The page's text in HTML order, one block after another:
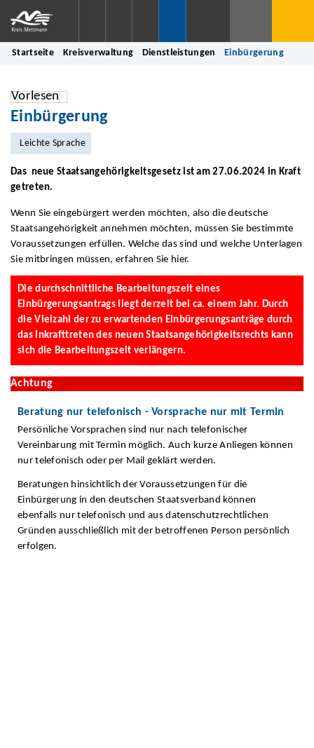
Startseite Kreisverwaltung Dienstleistungen Einbürgerung
Vorlesen
Einbürgerung
Leichte Sprache
Das neue Staatsangehörigkeitsgesetz ist am 27.06.2024 in Kraft
getreten.
Wenn Sie eingebürgert werden möchten, also die deutsche
Staatsangehörigkeit annehmen möchten, müssen Sie bestimmte
Voraussetzungen erfüllen. Welche das sind und welche Unterlagen
Sie mitbringen müssen, erfahren Sie hier.
Die durchschnittliche Bearbeitungszeit eines
Einbürgerungsantrags liegt derzeit bei ca. einem Jahr. Durch
die Vielzahl der zu erwartenden Einbürgerungsanträge durch
das Inkrafttreten des neuen Staatsangehörigkeitsrechts kann
sich die Bearbeitungszeit verlängern.
Achtung
Beratung nur telefonisch - Vorsprache nur mit Termin
Persönliche Vorsprachen sind nur nach telefonischer
Vereinbarung mit Termin möglich. Auch kurze Anliegen können
nur telefonisch oder per Mail geklärt werden.
Beratungen hinsichtlich der Voraussetzungen für die
Einbürgerung in den deutschen Staatsverband können
ebenfalls nur telefonisch und aus datenschutzrechtlichen
Gründen ausschließlich mit der betroffenen Person persönlich
erfolgen.